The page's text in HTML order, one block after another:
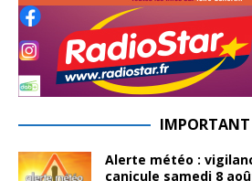
IMPORTANT
Alerte météo :
canicule samedi 8